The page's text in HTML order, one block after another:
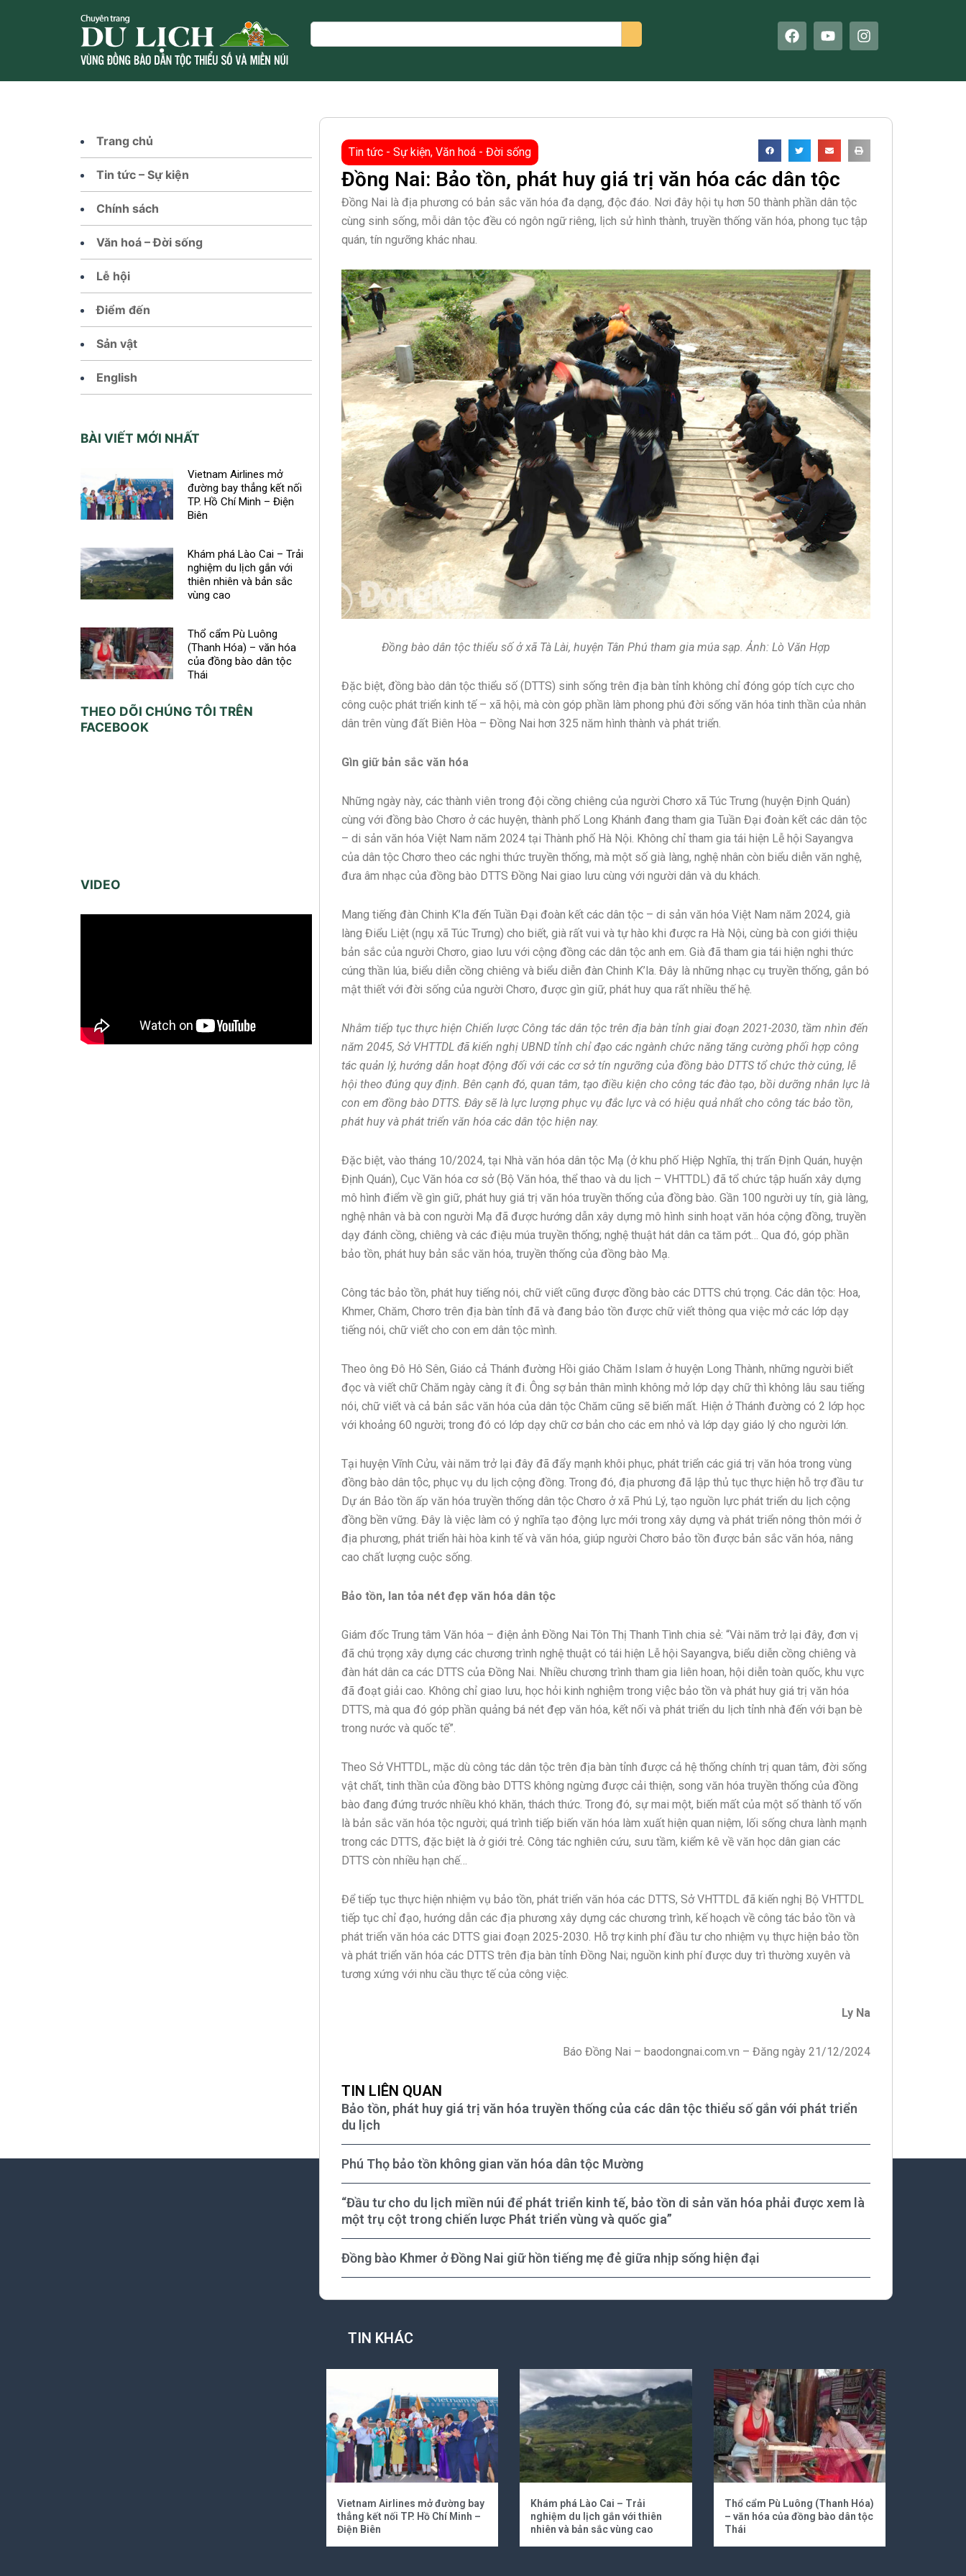
Search
F
a
b
o
Y
o
u
e
I
n
a
r
m
Trang chủ
Tin tức – Sự kiện
Chính sách
Văn hoá – Đời sống
Lễ hội
Điểm đến
Sản vật
English
BÀI VIẾT MỚI NHẤT
Vietnam Airlines mở
đường bay thẳng kết nối
TP. Hồ Chí Minh – Điện
Biên
Khám phá Lào Cai – Trải
nghiệm du lịch gắn với
thiên nhiên và bản sắc
vùng cao
Thổ cẩm Pù Luông
(Thanh Hóa) – văn hóa
của đồng bào dân tộc
Thái
THEO DÕI CHÚNG TÔI TRÊN
FACEBOOK
VIDEO
Tin tức - Sự kiện, Văn hoá - Đời sống
Đồng Nai: Bảo tồn, phát huy giá trị văn hóa các dân tộc
Đồng Nai là địa phương có bản sắc văn hóa đa dạng, độc đáo. Nơi đây hội tụ hơn 50 thành phần dân tộc
cùng sinh sống, mỗi dân tộc đều có ngôn ngữ riêng, lịch sử hình thành, truyền thống văn hóa, phong tục tập
quán, tín ngưỡng khác nhau.
Đồng bào dân tộc thiểu số ở xã Tà Lài, huyện Tân Phú tham gia múa sạp. Ảnh: Lò Văn Hợp
Đặc biệt, đồng bào dân tộc thiểu số (DTTS) sinh sống trên địa bàn tỉnh không chỉ đóng góp tích cực cho
công cuộc phát triển kinh tế – xã hội, mà còn góp phần làm phong phú đời sống văn hóa tinh thần của nhân
dân trên vùng đất Biên Hòa – Đồng Nai hơn 325 năm hình thành và phát triển.
Gìn giữ bản sắc văn hóa
Những ngày này, các thành viên trong đội cồng chiêng của người Chơro xã Túc Trưng (huyện Định Quán)
cùng với đồng bào Chơro ở các huyện, thành phố Long Khánh đang tham gia Tuần Đại đoàn kết các dân tộc
– di sản văn hóa Việt Nam năm 2024 tại Thành phố Hà Nội. Không chỉ tham gia tái hiện Lễ hội Sayangva
của dân tộc Chơro theo các nghi thức truyền thống, mà một số già làng, nghệ nhân còn biểu diễn văn nghệ,
đưa âm nhạc của đồng bào DTTS Đồng Nai giao lưu cùng với người dân và du khách.
Mang tiếng đàn Chinh K’la đến Tuần Đại đoàn kết các dân tộc – di sản văn hóa Việt Nam năm 2024, già
làng Điểu Liệt (ngụ xã Túc Trưng) cho biết, già rất vui và tự hào khi được ra Hà Nội, cùng bà con giới thiệu
bản sắc của người Chơro, giao lưu với cộng đồng các dân tộc anh em. Già đã tham gia tái hiện nghi thức
cúng thần lúa, biểu diễn cồng chiêng và biểu diễn đàn Chinh K’la. Đây là những nhạc cụ truyền thống, gắn bó
mật thiết với đời sống của người Chơro, được gìn giữ, phát huy qua rất nhiều thế hệ.
Nhằm tiếp tục thực hiện Chiến lược Công tác dân tộc trên địa bàn tỉnh giai đoạn 2021-2030, tầm nhìn đến
năm 2045, Sở VHTTDL đã kiến nghị UBND tỉnh chỉ đạo các ngành chức năng tăng cường phối hợp công
tác quản lý, hướng dẫn hoạt động đối với các cơ sở tín ngưỡng của đồng bào DTTS tổ chức thờ cúng, lễ
hội theo đúng quy định. Bên cạnh đó, quan tâm, tạo điều kiện cho công tác đào tạo, bồi dưỡng nhân lực là
con em đồng bào DTTS. Đây sẽ là lực lượng phục vụ đắc lực và có hiệu quả nhất cho công tác bảo tồn,
phát huy và phát triển văn hóa các dân tộc hiện nay.
Đặc biệt, vào tháng 10/2024, tại Nhà văn hóa dân tộc Mạ (ở khu phố Hiệp Nghĩa, thị trấn Định Quán, huyện
Định Quán), Cục Văn hóa cơ sở (Bộ Văn hóa, thể thao và du lịch – VHTTDL) đã tổ chức tập huấn xây dựng
mô hình điểm về gìn giữ, phát huy giá trị văn hóa truyền thống của đồng bào. Gần 100 người uy tín, già làng,
nghệ nhân và bà con người Mạ đã được hướng dẫn xây dựng mô hình sinh hoạt văn hóa cộng đồng, truyền
dạy đánh cồng, chiêng và các điệu múa truyền thống; nghệ thuật hát dân ca tăm pớt… Qua đó, góp phần
bảo tồn, phát huy bản sắc văn hóa, truyền thống của đồng bào Mạ.
Công tác bảo tồn, phát huy tiếng nói, chữ viết cũng được đồng bào các DTTS chú trọng. Các dân tộc: Hoa,
Khmer, Chăm, Chơro trên địa bàn tỉnh đã và đang bảo tồn được chữ viết thông qua việc mở các lớp dạy
tiếng nói, chữ viết cho con em dân tộc mình.
Theo ông Đô Hô Sên, Giáo cả Thánh đường Hồi giáo Chăm Islam ở huyện Long Thành, những người biết
đọc và viết chữ Chăm ngày càng ít đi. Ông sợ bản thân mình không mở lớp dạy chữ thì không lâu sau tiếng
nói, chữ viết và cả bản sắc văn hóa của dân tộc Chăm cũng sẽ biến mất. Hiện ở Thánh đường có 2 lớp học
với khoảng 60 người; trong đó có lớp dạy chữ cơ bản cho các em nhỏ và lớp dạy giáo lý cho người lớn.
Tại huyện Vĩnh Cửu, vài năm trở lại đây đã đẩy mạnh khôi phục, phát triển các giá trị văn hóa trong vùng
đồng bào dân tộc, phục vụ du lịch cộng đồng. Trong đó, địa phương đã lập thủ tục thực hiện hỗ trợ đầu tư
Dự án Bảo tồn ấp văn hóa truyền thống dân tộc Chơro ở xã Phú Lý, tạo nguồn lực phát triển du lịch cộng
đồng bền vững. Đây là việc làm có ý nghĩa tạo động lực mới trong xây dựng và phát triển nông thôn mới ở
địa phương, phát triển hài hòa kinh tế và văn hóa, giúp người Chơro bảo tồn được bản sắc văn hóa, nâng
cao chất lượng cuộc sống.
Bảo tồn, lan tỏa nét đẹp văn hóa dân tộc
Giám đốc Trung tâm Văn hóa – điện ảnh Đồng Nai Tôn Thị Thanh Tình chia sẻ: “Vài năm trở lại đây, đơn vị
đã chú trọng xây dựng các chương trình nghệ thuật có tái hiện Lễ hội Sayangva, biểu diễn cồng chiêng và
đàn hát dân ca các DTTS của Đồng Nai. Nhiều chương trình tham gia liên hoan, hội diễn toàn quốc, khu vực
đã đoạt giải cao. Không chỉ giao lưu, học hỏi kinh nghiệm trong việc bảo tồn và phát huy giá trị văn hóa
DTTS, mà qua đó góp phần quảng bá nét đẹp văn hóa, kết nối và phát triển du lịch tỉnh nhà đến với bạn bè
trong nước và quốc tế”.
Theo Sở VHTTDL, mặc dù công tác dân tộc trên địa bàn tỉnh được cả hệ thống chính trị quan tâm, đời sống
vật chất, tinh thần của đồng bào DTTS không ngừng được cải thiện, song văn hóa truyền thống của đồng
bào đang đứng trước nhiều khó khăn, thách thức. Trong đó, sự mai một, biến mất của một số thành tố vốn
là bản sắc văn hóa tộc người; quá trình tiếp biến văn hóa làm xuất hiện quan niệm, lối sống chưa lành mạnh
trong các DTTS, đặc biệt là ở giới trẻ. Công tác nghiên cứu, sưu tầm, kiểm kê về văn học dân gian các
DTTS còn nhiều hạn chế…
Để tiếp tục thực hiện nhiệm vụ bảo tồn, phát triển văn hóa các DTTS, Sở VHTTDL đã kiến nghị Bộ VHTTDL
tiếp tục chỉ đạo, hướng dẫn các địa phương xây dựng các chương trình, kế hoạch về công tác bảo tồn và
phát triển văn hóa các DTTS giai đoạn 2025-2030. Hỗ trợ kinh phí đầu tư cho nhiệm vụ thực hiện bảo tồn
và phát triển văn hóa các DTTS trên địa bàn tỉnh Đồng Nai; nguồn kinh phí được duy trì thường xuyên và
tương xứng với nhu cầu thực tế của công việc.
Ly Na
Báo Đồng Nai – baodongnai.com.vn – Đăng ngày 21/12/2024
TIN LIÊN QUAN
Bảo tồn, phát huy giá trị văn hóa truyền thống của các dân tộc thiểu số gắn với phát triển
du lịch
Phú Thọ bảo tồn không gian văn hóa dân tộc Mường
“Đầu tư cho du lịch miền núi để phát triển kinh tế, bảo tồn di sản văn hóa phải được xem là
một trụ cột trong chiến lược Phát triển vùng và quốc gia”
Đồng bào Khmer ở Đồng Nai giữ hồn tiếng mẹ đẻ giữa nhịp sống hiện đại
TIN KHÁC
Vietnam Airlines mở đường bay
thẳng kết nối TP. Hồ Chí Minh –
Điện Biên
Khám phá Lào Cai – Trải
nghiệm du lịch gắn với thiên
nhiên và bản sắc vùng cao
Thổ cẩm Pù Luông (Thanh Hóa)
– văn hóa của đồng bào dân tộc
Thái